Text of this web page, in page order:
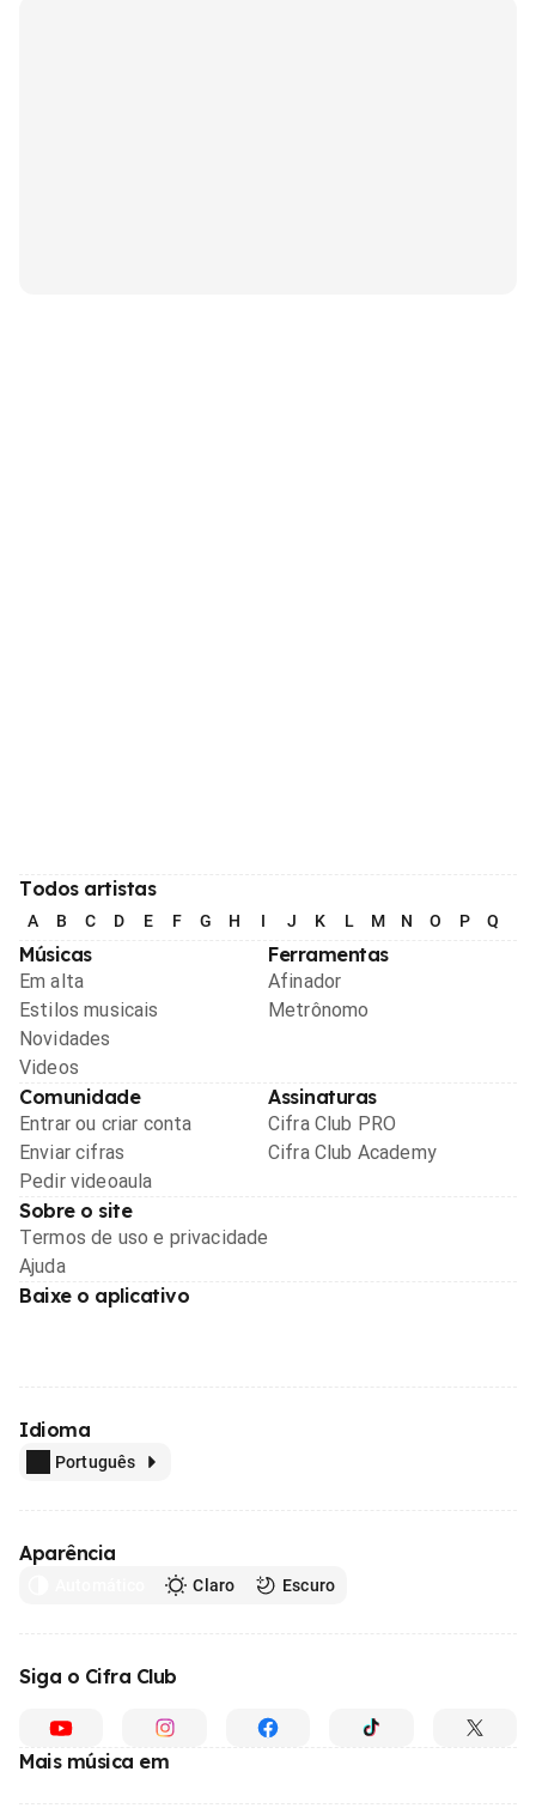
Todos artistas
A B C D E F G H I J K L M N O P Q
Músicas
Em alta
Estilos musicais
Novidades
Videos
Ferramentas
Afinador
Metrônomo
Comunidade
Entrar ou criar conta
Enviar cifras
Pedir videoaula
Assinaturas
Cifra Club PRO
Cifra Club Academy
Sobre o site
Termos de uso e privacidade
Ajuda
Baixe o aplicativo
Idioma
Português
Aparência
Claro Escuro
Siga o Cifra Club
Mais música em